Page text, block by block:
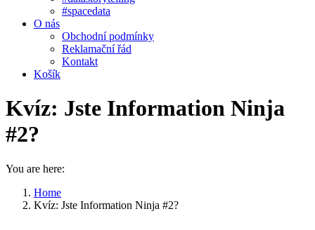
#spacedata
O nás
Obchodní podmínky
Reklamační řád
Kontakt
Košík
Kvíz: Jste Information Ninja
#2?
You are here:
Home
Kvíz: Jste Information Ninja #2?